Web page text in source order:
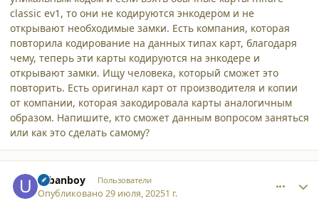
classic ev1, то они не кодируются энкодером и не
открывают необходимые замки. Есть компания, которая
повторила кодирование на данных типах карт, благодаря
чему, теперь эти карты кодируются на энкодере и
открывают замки. Ищу человека, который сможет это
повторить. Есть оригинал карт от производителя и копии
от компании, которая закодировала карты аналогичным
образом. Напишите, кто сможет данным вопросом заняться
или как это сделать самому?
urbanboy Пользователи
Опубликовано29 июля, 20251 г.